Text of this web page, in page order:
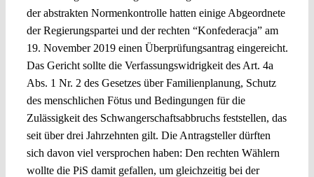
der abstrakten Normenkontrolle hatten einige Abgeordnete
der Regierungspartei und der rechten “Konfederacja” am
19. November 2019 einen Überprüfungsantrag eingereicht.
Das Gericht sollte die Verfassungswidrigkeit des Art. 4a
Abs. 1 Nr. 2 des Gesetzes über Familienplanung, Schutz
des menschlichen Fötus und Bedingungen für die
Zulässigkeit des Schwangerschaftsabbruchs feststellen, das
seit über drei Jahrzehnten gilt. Die Antragsteller dürften
sich davon viel versprochen haben: Den rechten Wählern
wollte die PiS damit gefallen, um gleichzeitig bei der